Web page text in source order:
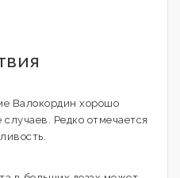
Валокордин хорошо
Редко отмечается